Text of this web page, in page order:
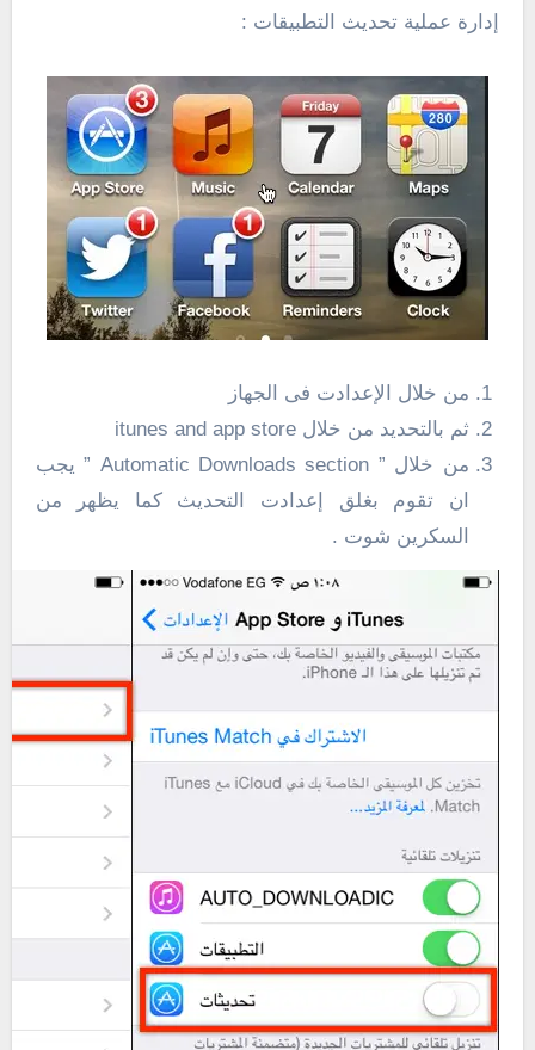
إدارة عملية تحديث التطبيقات :
من خلال الإعدادت فى الجهاز
ثم بالتحديد من خلال itunes and app store
من خلال ” Automatic Downloads section ” يجب
ان تقوم بغلق إعدادت التحديث كما يظهر من
السكرين شوت .